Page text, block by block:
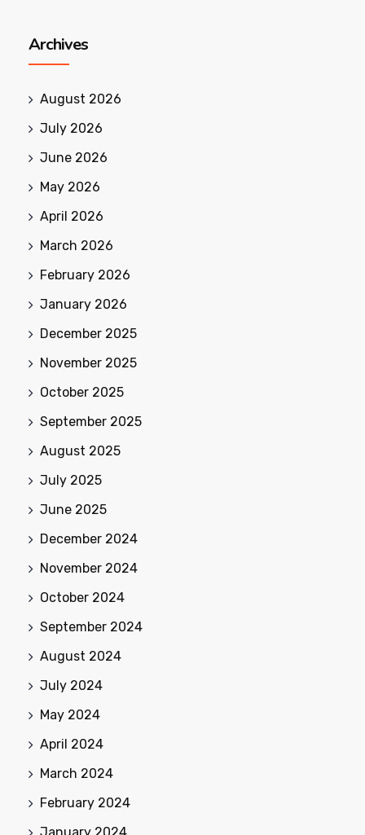
Archives
August 2026
July 2026
June 2026
May 2026
April 2026
March 2026
February 2026
January 2026
December 2025
November 2025
October 2025
September 2025
August 2025
July 2025
June 2025
December 2024
November 2024
October 2024
September 2024
August 2024
July 2024
May 2024
April 2024
March 2024
February 2024